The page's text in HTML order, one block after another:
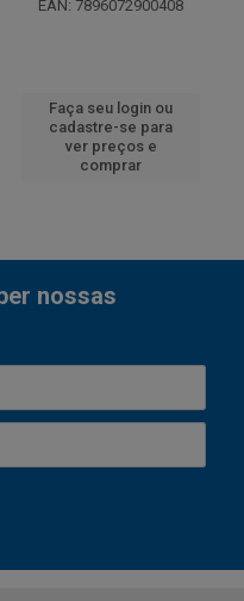
EAN: 7896072900408
Faça seu login ou
cadastre-se para
ver preços e
comprar
nossas